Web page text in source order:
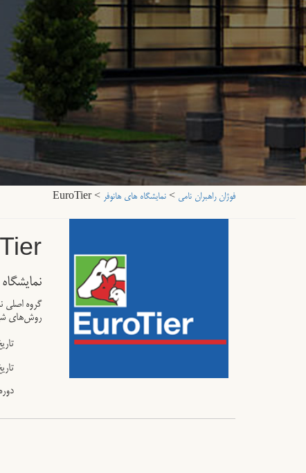
فوژان راهبران نامی > نمایشگاه های هانوفر >
EuroTier
گروه اصلی
روش‌های